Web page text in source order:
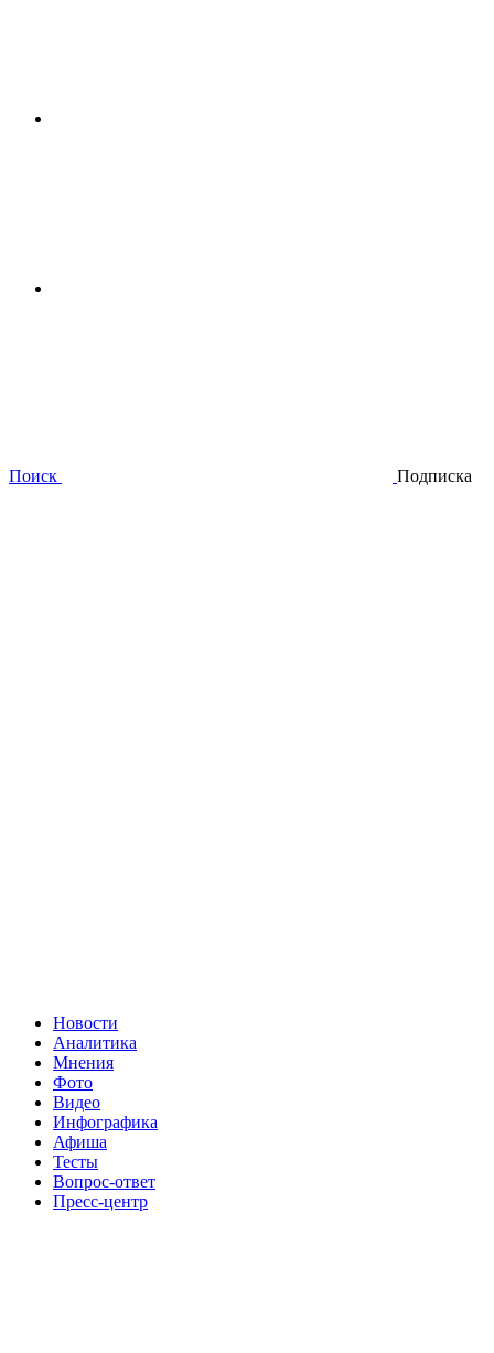
Поиск Подписка
Новости
Аналитика
Мнения
Фото
Видео
Инфографика
Афиша
Тесты
Вопрос-ответ
Пресс-центр